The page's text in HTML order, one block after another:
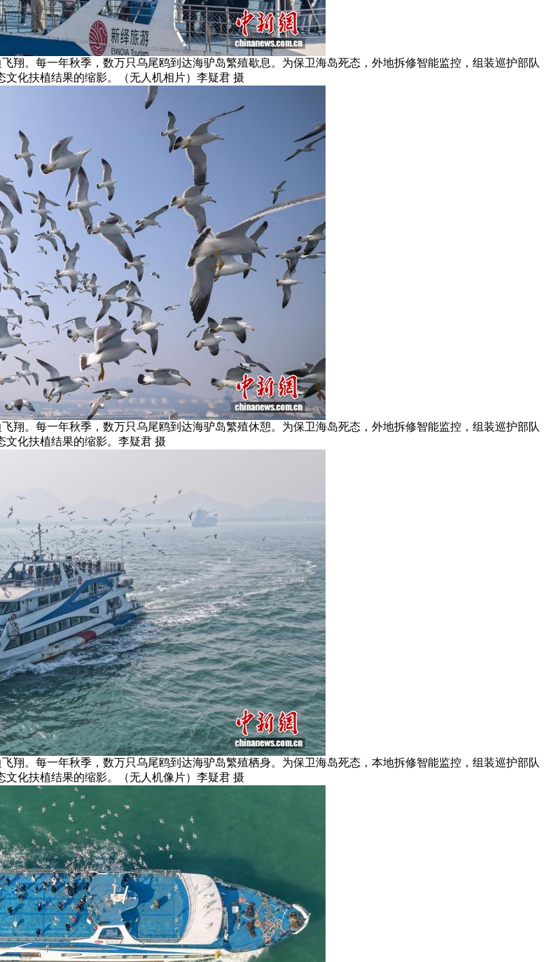
翔。每一年秋季，数万只乌尾鸥到达海驴岛繁殖歇息。为保卫海岛死态，外地拆修智能监控，组装巡护部队
化扶植结果的缩影。（无人机相片）李疑君 摄
翔。每一年秋季，数万只乌尾鸥到达海驴岛繁殖休憩。为保卫海岛死态，外地拆修智能监控，组装巡护部队
文化扶植结果的缩影。李疑君 摄
翔。每一年秋季，数万只乌尾鸥到达海驴岛繁殖栖身。为保卫海岛死态，本地拆修智能监控，组装巡护部队
化扶植结果的缩影。（无人机像片）李疑君 摄